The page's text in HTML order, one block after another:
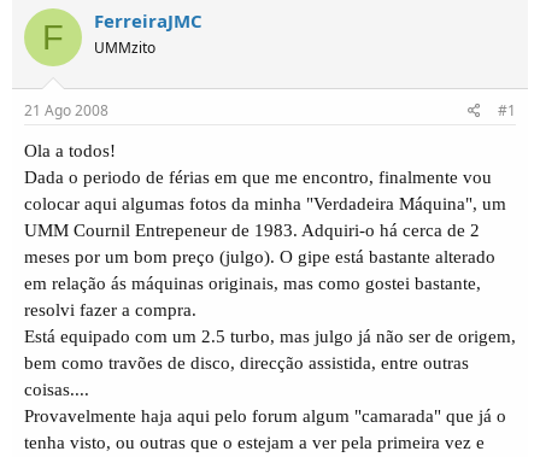
i
d
d
e
ó
p
i
c
s
d
e
i
F FerreiraJMC
UMMzito
21 Ago 2008 #1
Ola a todos!
Dada o periodo de férias em que me encontro, finalmente vou
colocar aqui algumas fotos da minha "Verdadeira Máquina", um
UMM Cournil Entrepeneur de 1983. Adquiri-o há cerca de 2
meses por um bom preço (julgo). O gipe está bastante alterado
em relação ás máquinas originais, mas como gostei bastante,
resolvi fazer a compra.
Está equipado com um 2.5 turbo, mas julgo já não ser de origem,
bem como travões de disco, direcção assistida, entre outras
coisas....
Provavelmente haja aqui pelo forum algum "camarada" que já o
tenha visto, ou outras que o estejam a ver pela primeira vez e